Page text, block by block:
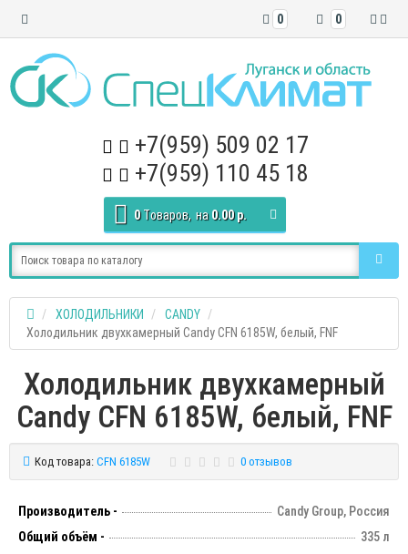
0
0
+7(959) 509 02 17
+7(959) 110 45 18
0 Tоваров, на 0.00 р.
ХОЛОДИЛЬНИКИ
CANDY
Холодильник двухкамерный Candy CFN 6185W, белый, FNF
Холодильник двухкамерный
Candy CFN 6185W, белый, FNF
Код товара: CFN 6185W 0 отзывов
Производитель -
Candy Group, Россия
Общий объём -
335 л